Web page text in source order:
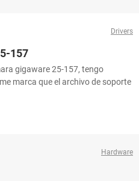
Drivers
157
gigaware 25-157, tengo
marca que el archivo de soporte
Hardware